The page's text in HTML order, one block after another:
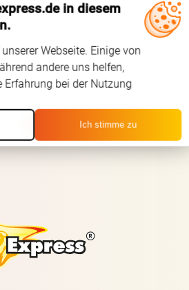
in diesem
Webseite. Einige von
andere uns helfen,
Erfahrung bei der Nutzung
Ich stimme zu